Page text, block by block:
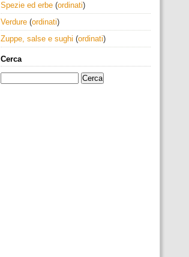
Spezie ed erbe (ordinati)
Verdure (ordinati)
Zuppe, salse e sughi (ordinati)
Cerca